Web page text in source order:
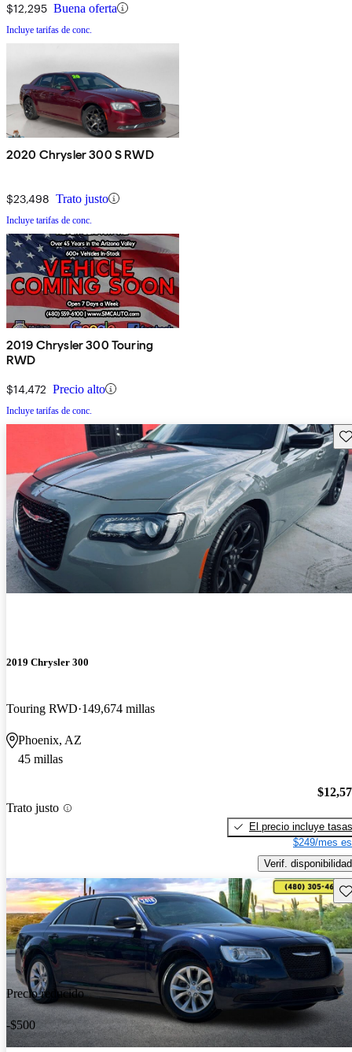
$12,295 Buena oferta
Incluye tarifas de conc.
2020 Chrysler 300 S RWD
$23,498 Trato justo
Incluye tarifas de conc.
2019 Chrysler 300 Touring
RWD
$14,472 Precio alto
Incluye tarifas de conc.
2019 Chrysler 300
Touring RWD 149,674 millas
Phoenix, AZ
45 millas
Trato justo
El precio incluye tasas
$249/mes
Verif. disponibilidad
Precio reducido
-$500